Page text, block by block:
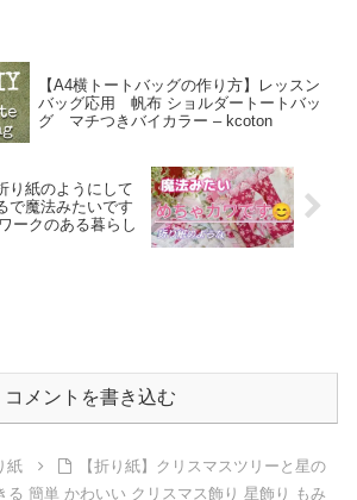
【A4横トートバッグの作り方】レッスン
バッグ応用 帆布 ショルダートートバッ
グ マチつきバイカラー – kcoton
り紙のようにして
で魔法みたいです
ークのある暮らし
コメントを書き込む
紙
【折り紙】クリスマスツリーと星の
る 簡単 かわいい クリスマス飾り 星飾り もみ